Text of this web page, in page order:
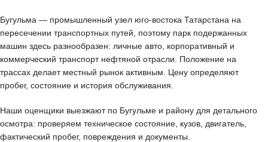
Бугульма — промышленный узел юго-востока Татарстана на
пересечении транспортных путей, поэтому парк подержанных
машин здесь разнообразен: личные авто, корпоративный и
коммерческий транспорт нефтяной отрасли. Положение на
трассах делает местный рынок активным. Цену определяют
пробег, состояние и история обслуживания.
Наши оценщики выезжают по Бугульме и району для детального
осмотра: проверяем техническое состояние, кузов, двигатель,
фактический пробег, повреждения и документы.